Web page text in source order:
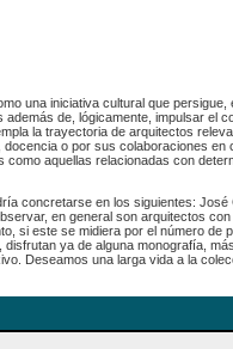
una iniciativa cultural que
de, lógicamente, impulsar el
la trayectoria de arquitectos
docencia o por sus colaboraciones
aquellas relacionadas con
concretarse en los siguientes:
en general son arquitectos
si este se midiera por el número
disfrutan ya de alguna monografía,
Deseamos una larga vida a la